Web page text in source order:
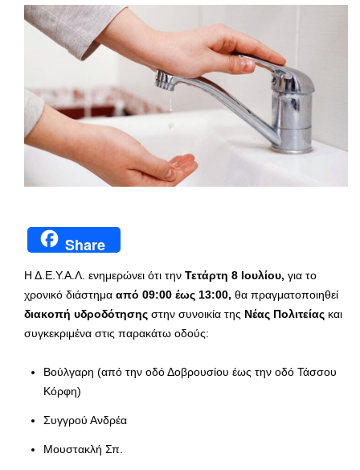
Share
Η Δ.Ε.Υ.Α.Λ. ενημερώνει ότι την Τετάρτη 8 Ιουλίου, για το
χρονικό διάστημα από 09:00 έως 13:00, θα πραγματοποιηθεί
διακοπή υδροδότησης στην συνοικία της Νέας Πολιτείας και
συγκεκριμένα στις παρακάτω οδούς:
Βούλγαρη (από την οδό Δοβρουσίου έως την οδό Τάσσου
Κόρφη)
Συγγρού Ανδρέα
Μουστακλή Σπ.